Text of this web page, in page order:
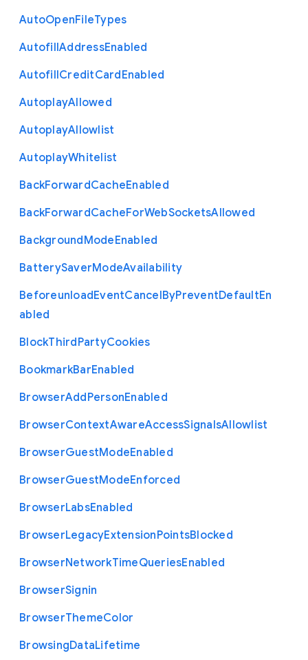
AutoOpenFileTypes
AutofillAddressEnabled
AutofillCreditCardEnabled
AutoplayAllowed
AutoplayAllowlist
AutoplayWhitelist
BackForwardCacheEnabled
BackForwardCacheForWebSocketsAllowed
BackgroundModeEnabled
BatterySaverModeAvailability
BeforeunloadEventCancelByPreventDefaultEn
abled
BlockThirdPartyCookies
BookmarkBarEnabled
BrowserAddPersonEnabled
BrowserContextAwareAccessSignalsAllowlist
BrowserGuestModeEnabled
BrowserGuestModeEnforced
BrowserLabsEnabled
BrowserLegacyExtensionPointsBlocked
BrowserNetworkTimeQueriesEnabled
BrowserSignin
BrowserThemeColor
BrowsingDataLifetime